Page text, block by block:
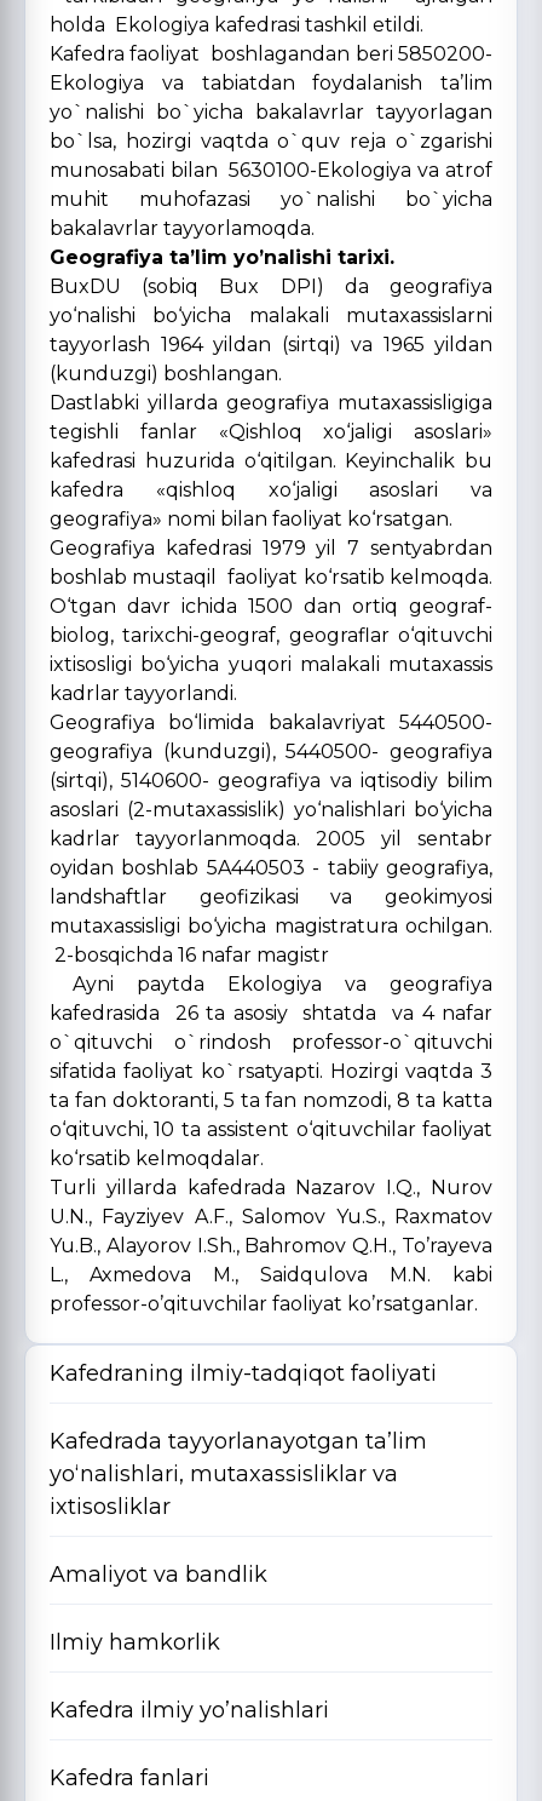
holda Ekologiya kafedrasi tashkil etildi.
Kafedra faoliyat boshlagandan beri 5850200-
Ekologiya va tabiatdan foydalanish ta’lim
yo`nalishi bo`yicha bakalavrlar tayyorlagan
bo`lsa, hozirgi vaqtda o`quv reja o`zgarishi
munosabati bilan 5630100-Ekologiya va atrof
muhit muhofazasi yo`nalishi bo`yicha
bakalavrlar tayyorlamoqda.
Geografiya ta’lim yo’nalishi tarixi.
BuxDU (sobiq Bux DPI) da geografiya
yo‘nalishi bo‘yicha malakali mutaxassislarni
tayyorlash 1964 yildan (sirtqi) va 1965 yildan
(kunduzgi) boshlangan.
Dastlabki yillarda geografiya mutaxassisligiga
tegishli fanlar «Qishloq xo‘jaligi asoslari»
kafedrasi huzurida o‘qitilgan. Keyinchalik bu
kafedra «qishloq xo‘jaligi asoslari va
geografiya» nomi bilan faoliyat ko‘rsatgan.
Geografiya kafedrasi 1979 yil 7 sentyabrdan
boshlab mustaqil faoliyat ko‘rsatib kelmoqda.
O‘tgan davr ichida 1500 dan ortiq geograf-
biolog, tarixchi-geograf, geograflar o‘qituvchi
ixtisosligi bo‘yicha yuqori malakali mutaxassis
kadrlar tayyorlandi.
Geografiya bo‘limida bakalavriyat 5440500-
geografiya (kunduzgi), 5440500- geografiya
(sirtqi), 5140600- geografiya va iqtisodiy bilim
asoslari (2-mutaxassislik) yo‘nalishlari bo‘yicha
kadrlar tayyorlanmoqda. 2005 yil sentabr
oyidan boshlab 5A440503 - tabiiy geografiya,
landshaftlar geofizikasi va geokimyosi
mutaxassisligi bo‘yicha magistratura ochilgan.
2-bosqichda 16 nafar magistr
Ayni paytda Ekologiya va geografiya
kafedrasida 26 ta asosiy shtatda va 4 nafar
o`qituvchi o`rindosh professor-o`qituvchi
sifatida faoliyat ko`rsatyapti. Hozirgi vaqtda 3
ta fan doktoranti, 5 ta fan nomzodi, 8 ta katta
o‘qituvchi, 10 ta assistent o‘qituvchilar faoliyat
ko‘rsatib kelmoqdalar.
Turli yillarda kafedrada Nazarov I.Q., Nurov
U.N., Fayziyev A.F., Salomov Yu.S., Raxmatov
Yu.B., Alayorov I.Sh., Bahromov Q.H., To’rayeva
L., Axmedova M., Saidqulova M.N. kabi
professor-o’qituvchilar faoliyat ko’rsatganlar.
Kafedraning ilmiy-tadqiqot faoliyati
Kafedrada tayyorlanayotgan ta’lim
yo‘nalishlari, mutaxassisliklar va
ixtisosliklar
Amaliyot va bandlik
Ilmiy hamkorlik
Kafedra ilmiy yo’nalishlari
Kafedra fanlari